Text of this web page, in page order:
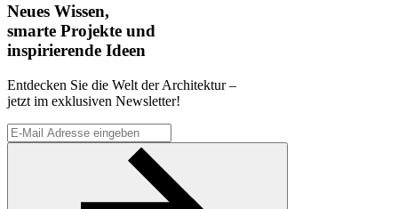
Neues Wissen,
smarte Projekte und
inspirierende Ideen
Entdecken Sie die Welt der Architektur –
jetzt im exklusiven Newsletter!